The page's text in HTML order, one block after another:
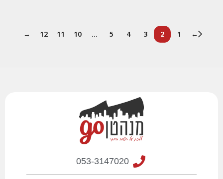
←
1
2
3
4
5
…
10
11
12
→
053-3147020